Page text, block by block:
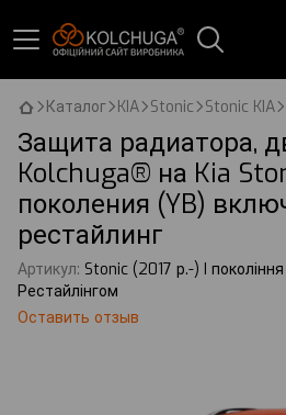
Каталог KIA Stonic Stonic KIA
Защита радиатора,
Kolchuga® на Kia
поколения (YB)
рестайлинг
Артикул: Stonic (2017 р.-) I
Рестайлінгом
Оставить отзыв